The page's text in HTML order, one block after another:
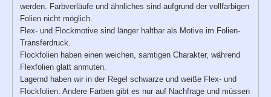
werden. Farbverläufe und ähnliches sind aufgrund der vollfarbigen
Folien nicht möglich.
Flex- und Flockmotive sind länger haltbar als Motive im Folien-
Transferdruck.
Flockfolien haben einen weichen, samtigen Charakter, während
Flexfolien glatt anmuten.
Lagernd haben wir in der Regel schwarze und weiße Flex- und
Flockfolien. Andere Farben gibt es nur auf Nachfrage und müssen